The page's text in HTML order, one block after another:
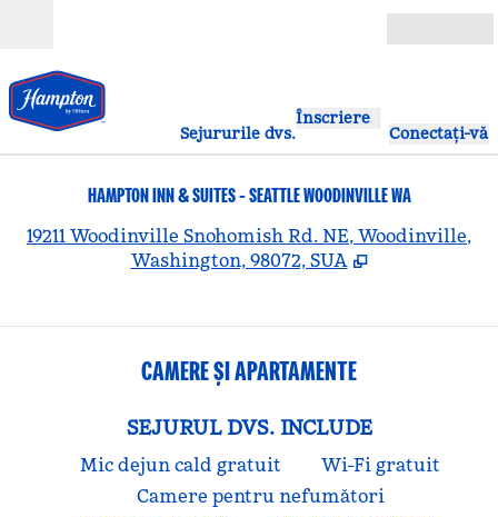
Sejururile dvs.
Înscriere
Conectați-vă
HAMPTON INN & SUITES - SEATTLE WOODINVILLE WA
19211 Woodinville Snohomish Rd. NE, Woodinville,
Washington, 98072, SUA
CAMERE ȘI APARTAMENTE
SEJURUL DVS. INCLUDE
Mic dejun cald gratuit
Wi-Fi gratuit
Camere pentru nefumători